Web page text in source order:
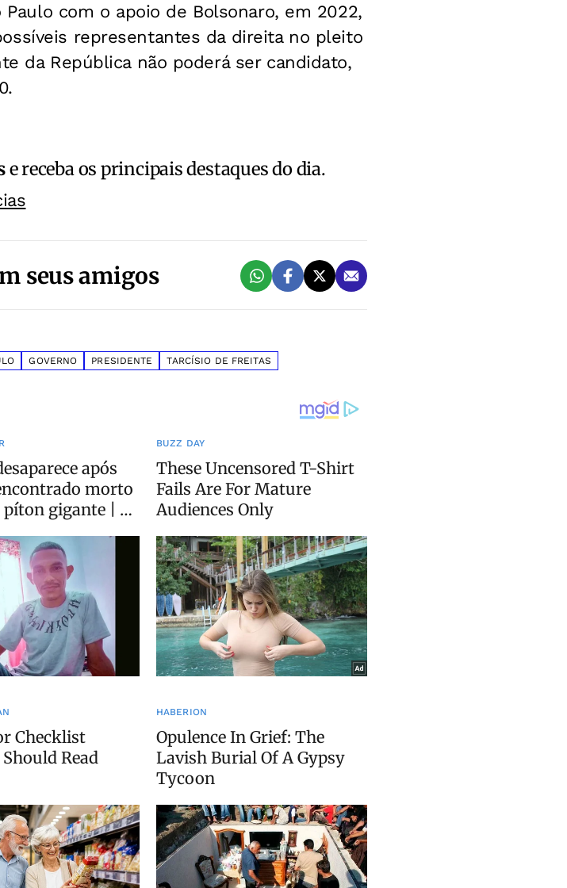
com o apoio de Bolsonaro, em 2022,
representantes da direita no pleito
da República não poderá ser candidato,
e receba os principais destaques do dia.
seus amigos
GOVERNO PRESIDENTE TARCÍSIO DE FREITAS